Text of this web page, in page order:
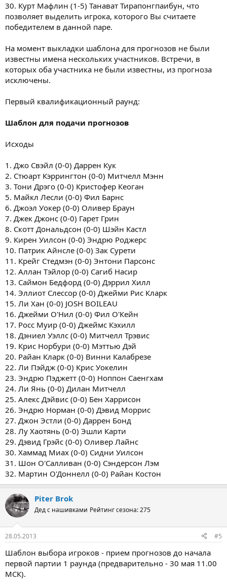
30. Курт Мафлин (1-5) Танават Тирапонгпаибун, что
позволяет выделить игрока, которого Вы считаете
победителем в данной паре.
На момент выкладки шаблона для прогнозов не были
известны имена нескольких участников. Встречи, в
которых оба участника не были известны, из прогноза
исключены.
Первый квалификационный раунд:
Шаблон для подачи прогнозов
Исходы
1. Джо Свэйл (0-0) Даррен Кук
2. Стюарт Кэррингтон (0-0) Митчелл Мэнн
3. Тони Дрэго (0-0) Кристофер Кеоган
5. Майкл Лесли (0-0) Фил Барнс
6. Джоэл Уокер (0-0) Оливер Браун
7. Джек Джонс (0-0) Гарет Грин
8. Скотт Дональдсон (0-0) Шэйн Кастл
9. Кирен Уилсон (0-0) Эндрю Роджерс
10. Патрик Айнсле (0-0) Зак Сурети
11. Крейг Стедмэн (0-0) Энтони Парсонс
12. Аллан Тэйлор (0-0) Сагиб Насир
13. Саймон Бедфорд (0-0) Дэррил Хилл
14. Эллиот Слессор (0-0) Джейми Рис Кларк
15. Ли Хан (0-0) JOSH BOILEAU
16. Джейми О'Нил (0-0) Фил О'Кейн
17. Росс Муир (0-0) Джеймс Кэхилл
18. Дэниел Уэллс (0-0) Митчелл Трэвис
19. Крис Норбури (0-0) Мэттью Дэй
20. Райан Кларк (0-0) Винни Калабрезе
22. Ли Пэйдж (0-0) Крис Уокелин
23. Эндрю Пэджетт (0-0) Ноппон Саенгхам
24. Ли Янь (0-0) Дилан Митчелл
25. Алекс Дэйвис (0-0) Бен Харрисон
26. Эндрю Норман (0-0) Дэвид Моррис
27. Джон Эстли (0-0) Даррен Бонд
28. Лу Хаотянь (0-0) Эшли Карти
29. Дэвид Грэйс (0-0) Оливер Лайнс
30. Хаммад Миах (0-0) Сидни Уилсон
31. Шон О'Салливан (0-0) Сэндерсон Лэм
32. Мартин О'Доннелл (0-0) Райан Костон
Piter Brok
Дед с нашивками Рейтинг сезона: 275
28.05.2013 #5
Шаблон выбора игроков - прием прогнозов до начала
первой партии 1 раунда (предварительно - 30 мая 11.00
МСК).